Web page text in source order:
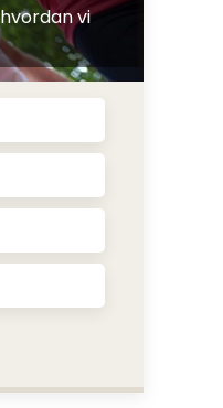
vi